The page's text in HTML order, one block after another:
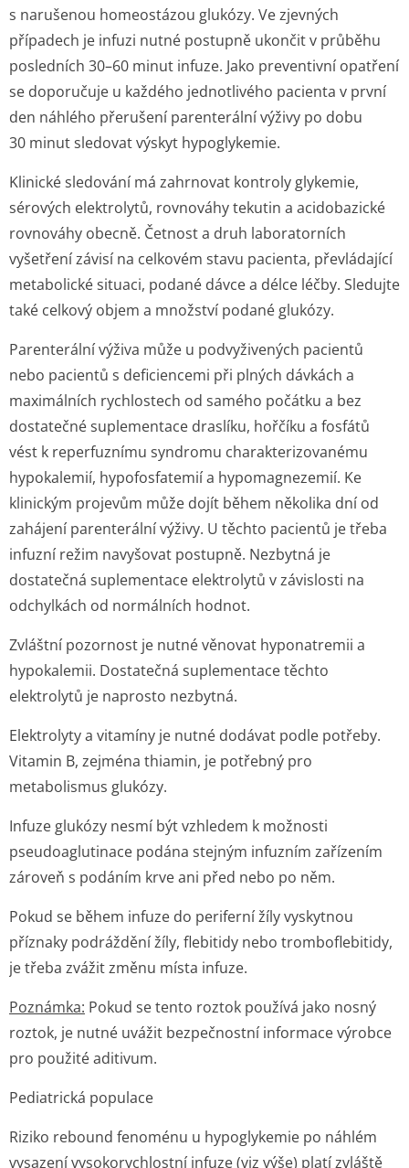
s narušenou homeostázou glukózy. Ve zjevných
případech je infuzi nutné postupně ukončit v průběhu
posledních 30–60 minut infuze. Jako preventivní opatření
se doporučuje u každého jednotlivého pacienta v první
den náhlého přerušení parenterální výživy po dobu
30 minut sledovat výskyt hypoglykemie.
Klinické sledování má zahrnovat kontroly glykemie,
sérových elektrolytů, rovnováhy tekutin a acidobazické
rovnováhy obecně. Četnost a druh laboratorních
vyšetření závisí na celkovém stavu pacienta, převládající
metabolické situaci, podané dávce a délce léčby. Sledujte
také celkový objem a množství podané glukózy.
Parenterální výživa může u podvyživených pacientů
nebo pacientů s deficiencemi při plných dávkách a
maximálních rychlostech od samého počátku a bez
dostatečné suplementace draslíku, hořčíku a fosfátů
vést k reperfuznímu syndromu charakterizovanému
hypokalemií, hypofosfatemií a hypomagnezemií. Ke
klinickým projevům může dojít během několika dní od
zahájení parenterální výživy. U těchto pacientů je třeba
infuzní režim navyšovat postupně. Nezbytná je
dostatečná suplementace elektrolytů v závislosti na
odchylkách od normálních hodnot.
Zvláštní pozornost je nutné věnovat hyponatremii a
hypokalemii. Dostatečná suplementace těchto
elektrolytů je naprosto nezbytná.
Elektrolyty a vitamíny je nutné dodávat podle potřeby.
Vitamin B, zejména thiamin, je potřebný pro
metabolismus glukózy.
Infuze glukózy nesmí být vzhledem k možnosti
pseudoaglutinace podána stejným infuzním zařízením
zároveň s podáním krve ani před nebo po něm.
Pokud se během infuze do periferní žíly vyskytnou
příznaky podráždění žíly, flebitidy nebo tromboflebitidy,
je třeba zvážit změnu místa infuze.
Poznámka: Pokud se tento roztok používá jako nosný
roztok, je nutné uvážit bezpečnostní informace výrobce
pro použité aditivum.
Pediatrická populace
Riziko rebound fenoménu u hypoglykemie po náhlém
vysazení vysokorychlostní infuze (viz výše) platí zvláště